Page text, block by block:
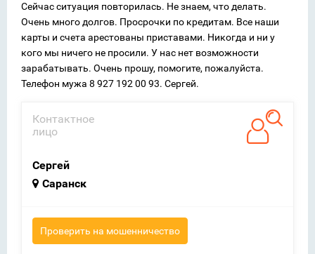
Сейчас ситуация повторилась. Не знаем, что делать.
Очень много долгов. Просрочки по кредитам. Все наши
карты и счета арестованы приставами. Никогда и ни у
кого мы ничего не просили. У нас нет возможности
зарабатывать. Очень прошу, помогите, пожалуйста.
Телефон мужа 8 927 192 00 93. Сергей.
Контактное
лицо
Сергей
Саранск
Проверить на мошенничество